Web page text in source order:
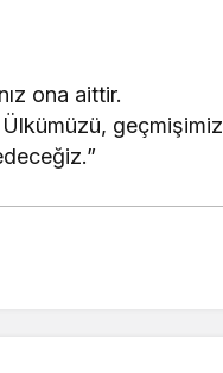
ona aittir.
geçmişimiz